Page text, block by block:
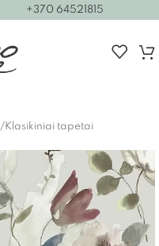
+370 64521815
/Klasikiniai tapetai